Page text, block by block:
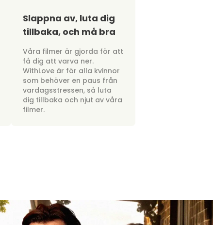
Slappna av, luta dig
tillbaka, och må bra
Våra filmer är gjorda för att
få dig att varva ner.
WithLove är för alla kvinnor
som behöver en paus från
vardagsstressen, så luta
dig tillbaka och njut av våra
filmer.